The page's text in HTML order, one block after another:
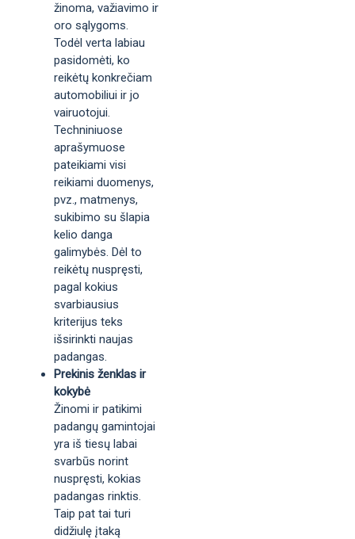
žinoma, važiavimo ir
oro sąlygoms.
Todėl verta labiau
pasidomėti, ko
reikėtų konkrečiam
automobiliui ir jo
vairuotojui.
Techniniuose
aprašymuose
pateikiami visi
reikiami duomenys,
pvz., matmenys,
sukibimo su šlapia
kelio danga
galimybės. Dėl to
reikėtų nuspręsti,
pagal kokius
svarbiausius
kriterijus teks
išsirinkti naujas
padangas.
Prekinis ženklas ir
kokybė
Žinomi ir patikimi
padangų gamintojai
yra iš tiesų labai
svarbūs norint
nuspręsti, kokias
padangas rinktis.
Taip pat tai turi
didžiulę įtaką